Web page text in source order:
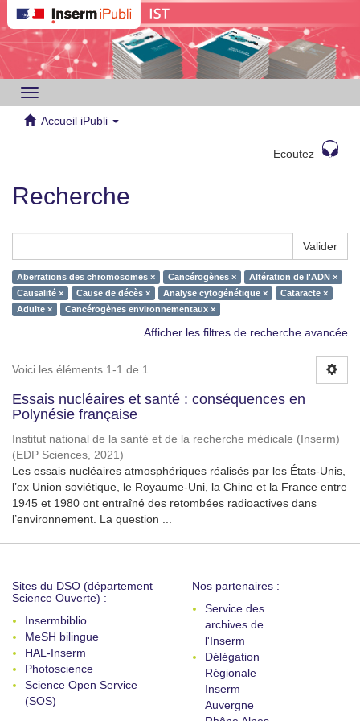
Toggle
navigation
Accueil iPubli
Ecoutez
Recherche
Valider
Aberrations des chromosomes × Cancérogènes ×
Altération de l'ADN ×
Causalité ×
Cause de décès × Analyse cytogénétique ×
Cataracte ×
Adulte ×
Cancérogènes environnementaux ×
Afficher les filtres de recherche avancée
Voici les éléments 1-1 de 1
Essais nucléaires et santé : conséquences en
Polynésie française
Institut national de la santé et de la recherche médicale (Inserm)
(EDP Sciences, 2021)
Les essais nucléaires atmosphériques réalisés par les États-Unis,
l’ex Union soviétique, le Royaume-Uni, la Chine et la France entre
1945 et 1980 ont entraîné des retombées radioactives dans
l’environnement. La question ...
Sites du DSO (département
Science Ouverte) :
Insermbiblio
MeSH bilingue
HAL-Inserm
Photoscience
Science Open Service
(SOS)
Nos partenaires :
Service des
archives de
l'Inserm
Délégation
Régionale
Inserm
Auvergne